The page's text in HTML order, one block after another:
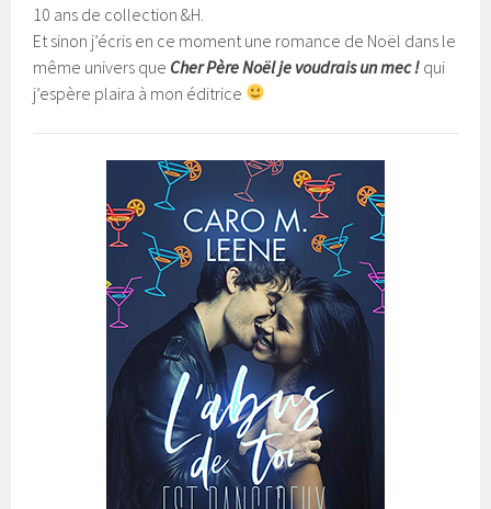
10 ans de collection &H.
Et sinon j’écris en ce moment une romance de Noël dans le
même univers que Cher Père Noël je voudrais un mec ! qui
j’espère plaira à mon éditrice